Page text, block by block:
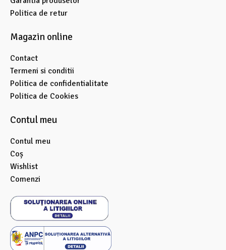
Politica de retur
Magazin online
Contact
Termeni si conditii
Politica de confidentialitate
Politica de Cookies
Contul meu
Contul meu
Coș
Wishlist
Comenzi